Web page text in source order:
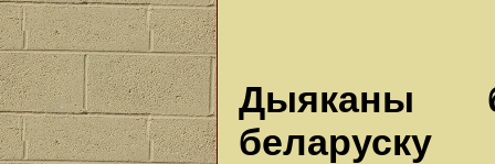
Дыяканы
беларуску